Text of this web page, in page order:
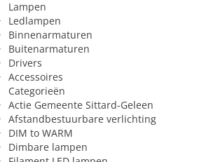
spanning
Sfeer van het licht
Toepassing in (ruimte)
Zeer geschikt voor
Lampen
Ledlampen
Binnenarmaturen
Buitenarmaturen
Drivers
Accessoires
Categorieën
Actie Gemeente Sittard-Geleen
Afstandbestuurbare verlichting
DIM to WARM
Dimbare lampen